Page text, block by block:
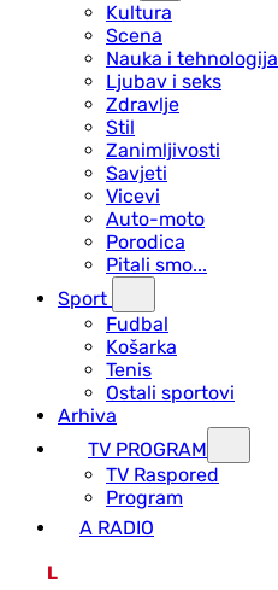
Kultura
Scena
Nauka i tehnologija
Ljubav i seks
Zdravlje
Stil
Zanimljivosti
Savjeti
Vicevi
Auto-moto
Porodica
Pitali smo...
Sport
Fudbal
Košarka
Tenis
Ostali sportovi
Arhiva
TV PROGRAM
ТV Raspored
Program
A RADIO
L